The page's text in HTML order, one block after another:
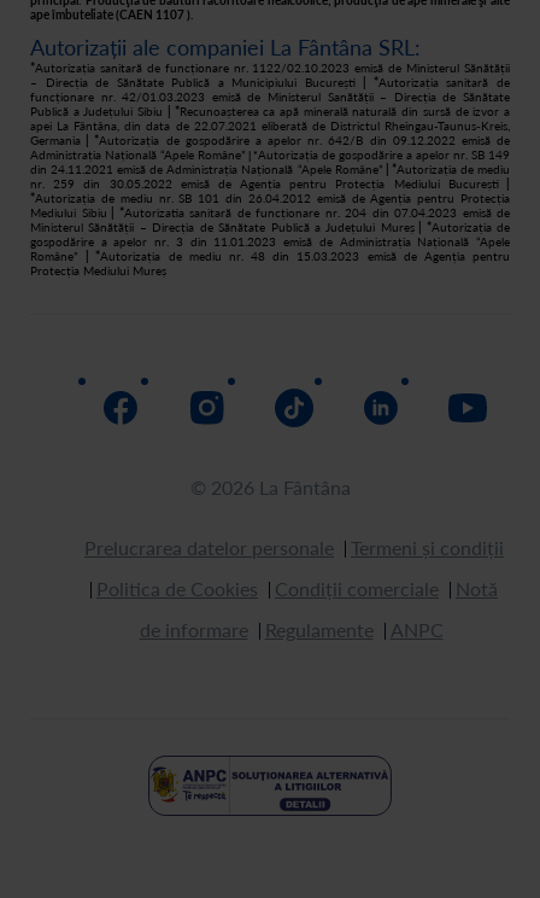
Retur
Cum cumpăr
ape îmbuteliate (CAEN 1107 ).
Autorizații ale companiei La Fântâna SRL:
*Autorizația sanitară de funcționare nr. 1122/02.10.2023 emisă de Ministerul Sănătății
– Direcția de Sănătate Publică a Municipiului București
| *Autorizația sanitară de
funcționare nr. 42/01.03.2023 emisă de Ministerul Sanătății – Direcția de Sănătate
Publică a Județului Sibiu
| *Recunoașterea ca apă minerală naturală din sursă de izvor a
apei La Fântâna, din data de 22.07.2021 eliberată de Districtul Rheingau-Taunus-Kreis,
Germania
| *Autorizația de gospodărire a apelor nr. 642/B din 09.12.2022 emisă de
Administrația Națională “Apele Române”
| *Autorizația de gospodărire a apelor nr. SB 149
din 24.11.2021 emisă de Administrația Națională “Apele Române”
| *Autorizația de mediu
nr. 259 din 30.05.2022 emisă de Agenția pentru Protecția Mediului București
*Autorizația de mediu nr. SB 101 din 26.04.2012 emisă de Agenția pentru Protecția
Mediului Sibiu | *Autorizatia sanitară de funcționare nr. 204 din 07.04.2023 emisă de
Ministerul Sănătății – Direcția de Sănătate Publică a Județului Mureș| *Autorizația de
gospodărire a apelor nr. 3 din 11.01.2023 emisă de Administrația Națională “Apele
Române”
| *Autorizația de mediu nr. 48 din 15.03.2023 emisă de Agenția pentru
Protecția Mediului Mureș
© 2026 La Fântâna
Prelucrarea datelor personale
Termeni și condiții
Politica de Cookies
Condiții comerciale
Notă
de informare
Regulamente ANPC